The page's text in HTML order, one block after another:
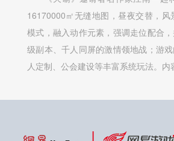
16170000㎡无缝地图，昼夜交替，
模式，融入动作元素，强调走位配合
级副本、千人同屏的激情领地战；游
人定制、公会建设等丰富系统玩法。内